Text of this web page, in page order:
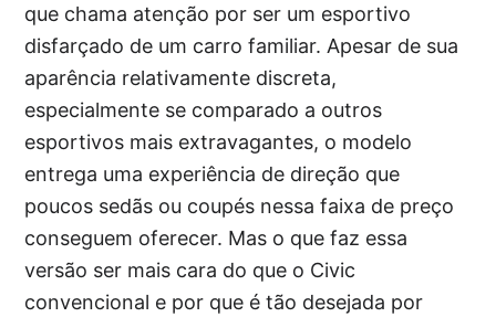
que chama atenção por ser um esportivo
disfarçado de um carro familiar. Apesar de sua
aparência relativamente discreta,
especialmente se comparado a outros
esportivos mais extravagantes, o modelo
entrega uma experiência de direção que
poucos sedãs ou coupés nessa faixa de preço
conseguem oferecer. Mas o que faz essa
versão ser mais cara do que o Civic
convencional e por que é tão desejada por